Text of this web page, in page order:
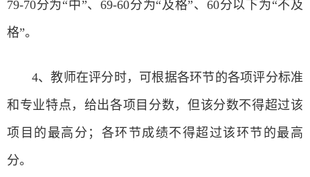
79-70分为“中”、69-60分为“及格”、60分以下为“不及
格”。
4、教师在评分时，可根据各环节的各项评分标准
和专业特点，给出各项目分数，但该分数不得超过该
项目的最高分；各环节成绩不得超过该环节的最高
分。